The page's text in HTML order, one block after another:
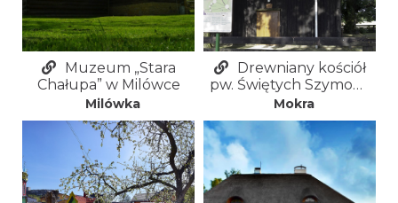
Muzeum „Stara
Chałupa” w Milówce
Milówka
Drewniany kościół
pw. Świętych Szymona
i Judy Tadeusza w
Mokrej
Mokra